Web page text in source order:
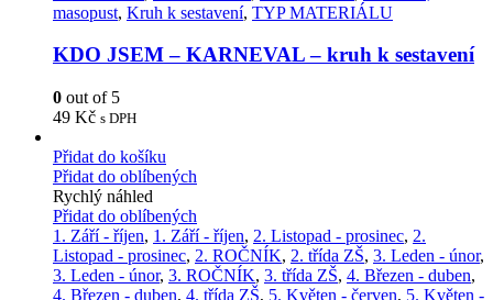
masopust, Kruh k sestavení, TYP MATERIÁLU
KDO JSEM – KARNEVAL – kruh k sestavení
0 out of 5
49 Kč s DPH
Přidat do košíku
Přidat do oblíbených
Rychlý náhled
Přidat do oblíbených
1. Září - říjen, 1. Září - říjen, 2. Listopad - prosinec, 2.
Listopad - prosinec, 2. ROČNÍK, 2. třída ZŠ, 3. Leden - únor,
3. Leden - únor, 3. ROČNÍK, 3. třída ZŠ, 4. Březen - duben,
4. Březen - duben, 4. třída ZŠ, 5. Květen - červen, 5. Květen -